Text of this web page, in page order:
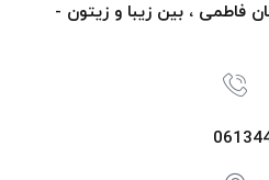
فاطمی ، بین زیبا و زیتون -